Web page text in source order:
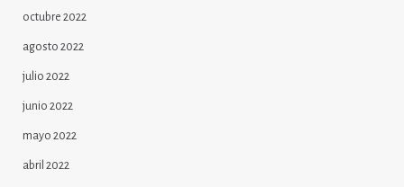
octubre 2022
agosto 2022
julio 2022
junio 2022
mayo 2022
abril 2022